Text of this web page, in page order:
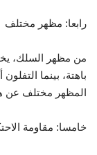
رابعا: مظهر مختلف
باهتة، بينما
المظهر مختلف عن
خامسا: مقاومة